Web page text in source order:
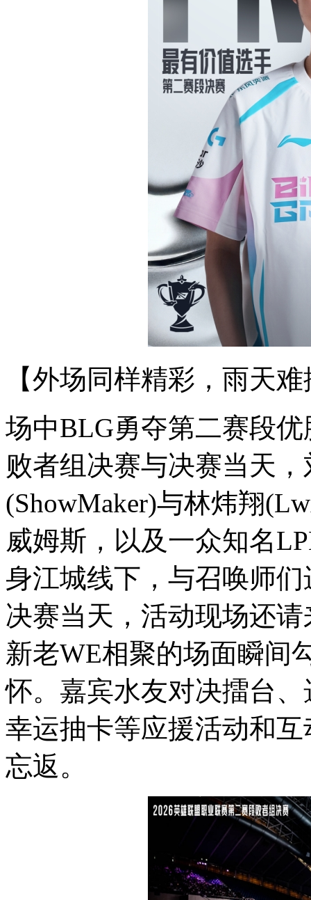
【外场同样精彩，雨天
场中BLG勇夺第二赛段
败者组决赛与决赛当天
(ShowMaker)与林炜翔
威姆斯，以及一众知名
身江城线下，与召唤师
决赛当天，活动现场还
新老WE相聚的场面瞬间
怀。嘉宾水友对决擂台
幸运抽卡等应援活动和
忘返。